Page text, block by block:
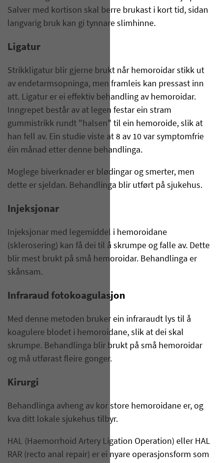
Salver med kortison skal berre brukast i kort tid, sidan
langvarig bruk kan gi tynnare slimhinne.
Ligatur
Strikkligatur blir gjerne brukt når hemoroidar stikk ut
av endetarmsopninga, men framleis kan pressast inn
att. Ligatur er ei effektiv behandling av hemoroidar.
Inngrepet består av at legen festar ein stram
gummistrikk rundt "halsen" til ein hemoroide, slik at
han fell av. Ein studie viste at 8 av 10 var symptomfrie
éin månad etter denne behandlinga.
Moglege biverknader er blødingar og smerter, men
dette er sjeldan. Behandlinga blir utført på sjukehus.
Injeksjonar
Injeksjonar med legemiddel i hemoroidane
(sklerosering) kan få dei til å skrumpe og falle av. Dette
blir mest brukt på små hemoroidar. Behandlinga er
skånsam.
Infraraud fotokoagulasjon
Med denne metoden bruker ein infraraudt lys til å
koagulere blodet i hemoroidane, slik at dei skal
skrumpe. Behandlinga blir brukt på små hemoroidar
og må utførast fleire gonger.
Kirurgi
Behandlinga avheng av kor store hemoroidane er, og
kva ditt lokale sjukehus tilbyr.
HAL (Haemorrhoid Artery Ligation Operation) eller HAL
RAR (recto anal repair) er ei nyare operasjonsform som